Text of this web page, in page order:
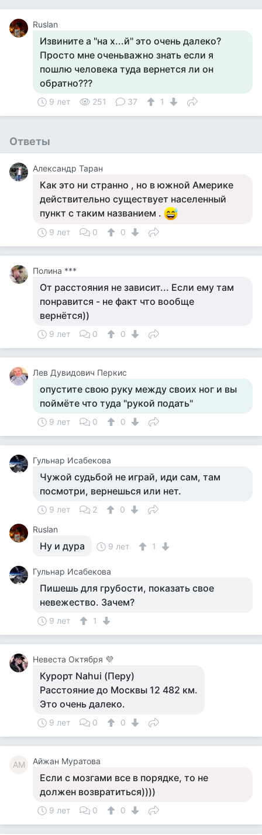
Ruslan
Извините а "на х...й" это очень далеко?
Просто мне оченьважно знать если я
пошлю человека туда вернется ли он
обратно???
9 лет 251 37 1
Ответы
Александр Таран
Как это ни странно , но в южной Америке
действительно существует населенный
пункт с таким названием .
9 лет 0 0
Полина ***
От расстояния не зависит... Если ему там
понравится - не факт что вообще
вернётся))
9 лет 0 0
Лев Дувидович Перкис
опустите свою руку между своих ног и вы
поймёте что туда "рукой подать"
9 лет 0 0
Гульнар Исабекова
Чужой судьбой не играй, иди сам, там
посмотри, вернешься или нет.
9 лет 2
0
Ruslan
Ну и дура 9 лет 1
Гульнар Исабекова
Пишешь для грубости, показать свое
невежество. Зачем?
9 лет 1
Невеста Октября 💜
Курорт Nahui (Перу)
Расстояние до Москвы 12 482 км.
Это очень далеко.
9 лет 0 0
АМ Айжан Муратова
Если с мозгами все в порядке, то не
должен возвратиться))))
9 лет 0 0